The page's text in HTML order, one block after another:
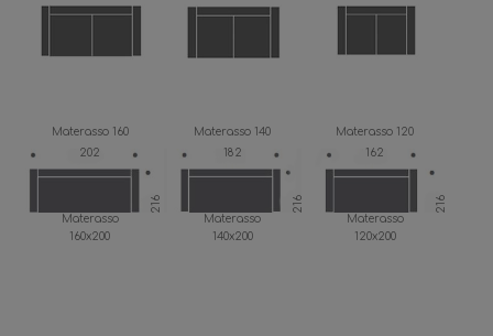
Materasso 160
202
216
Materasso
160x200
Materasso 140
182
216
Materasso
140x200
Materasso 120
162
216
Materasso
120x200